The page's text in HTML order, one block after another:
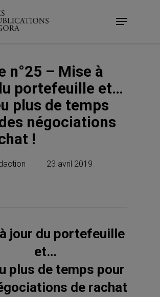
Menu
n°25 – Mise à
portefeuille et…
plus de temps
négociations
!
23 avril 2019
jour du portefeuille
et…
plus de temps pour
de rachat